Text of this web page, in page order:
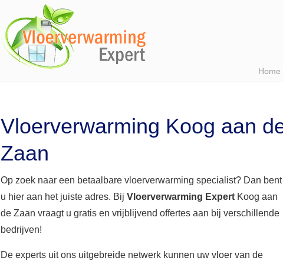
Home
Vloerverwarming Koog aan
Zaan
Op zoek naar een betaalbare vloerverwarming specialist? Dan bent
u hier aan het juiste adres. Bij Vloerverwarming Expert Koog aan
de Zaan vraagt u gratis en vrijblijvend offertes aan bij verschillende
bedrijven!
De experts uit ons uitgebreide netwerk kunnen uw vloer van de